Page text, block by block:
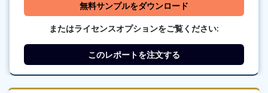
無料サンプルをダウンロード
またはライセンスオプションをご覧ください:
このレポートを注文する